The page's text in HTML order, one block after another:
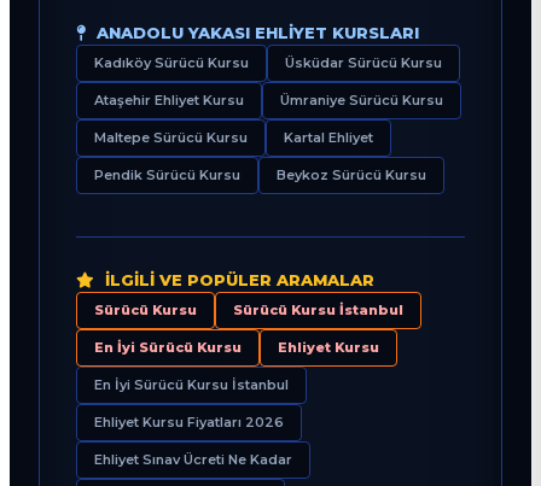
ANADOLU YAKASI EHLIYET KURSLARI
Kadıköy Sürücü Kursu Üsküdar Sürücü Kursu
Ataşehir Ehliyet Kursu Ümraniye Sürücü Kursu
Maltepe Sürücü Kursu Kartal Ehliyet
Pendik Sürücü Kursu Beykoz Sürücü Kursu
İLGILI VE POPÜLER ARAMALAR
Sürücü Kursu Sürücü Kursu İstanbul
En İyi Sürücü Kursu Ehliyet Kursu
En İyi Sürücü Kursu İstanbul
Ehliyet Kursu Fiyatları 2026
Ehliyet Sınav Ücreti Ne Kadar